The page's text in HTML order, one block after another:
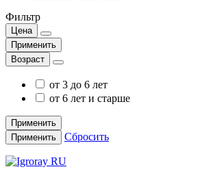
Фильтр
Цена
Применить
Возраст
от 3 до 6 лет
от 6 лет и старше
Применить
Применить
Сбросить